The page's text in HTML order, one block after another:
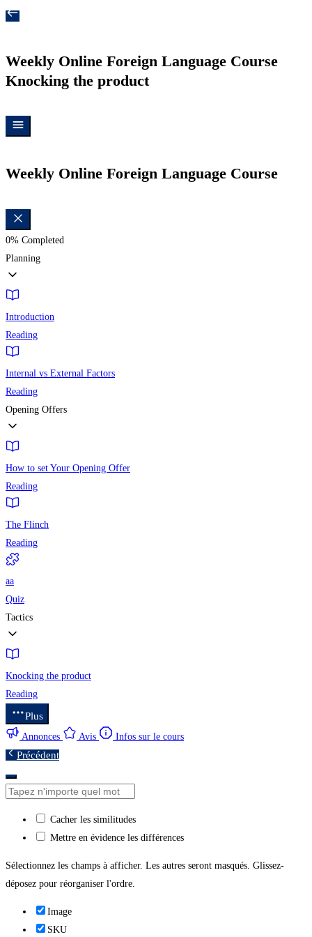
Weekly Online Foreign Language Course
Knocking the product
Weekly Online Foreign Language Course
0% Completed
Planning
Introduction
Reading
Internal vs External Factors
Reading
Opening Offers
How to set Your Opening Offer
Reading
The Flinch
Reading
aa
Quiz
Tactics
Knocking the product
Reading
Plus
Annonces Avis Infos sur le cours
Précédent
Cacher les similitudes
Mettre en évidence les différences
Sélectionnez les champs à afficher. Les autres seront masqués. Glissez-
déposez pour réorganiser l'ordre.
Image
SKU